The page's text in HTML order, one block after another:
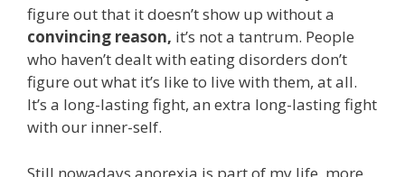
figure out that it doesn’t show up without a
convincing reason, it’s not a tantrum. People
who haven’t dealt with eating disorders don’t
figure out what it’s like to live with them, at all.
It’s a long-lasting fight, an extra long-lasting fight
with our inner-self.
Still nowadays anorexia is part of my life, more